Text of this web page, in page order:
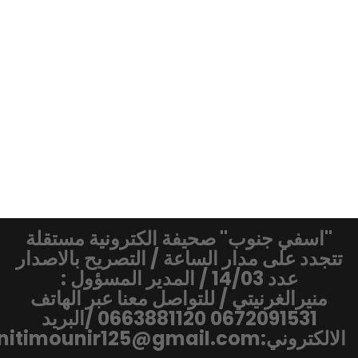
"اسفي جنوب" صحيفة الكترونية مستقلة
تتجدد على مدار الساعة / التصريح بالاصدار
عدد 14/03 / المدير المسؤول :
منيرالغرنيتي / للتواصل معنا عبر الهاتف
0672091531 0663881120 /البريد
الالكتروني:gharnitimounir125@gmail.com